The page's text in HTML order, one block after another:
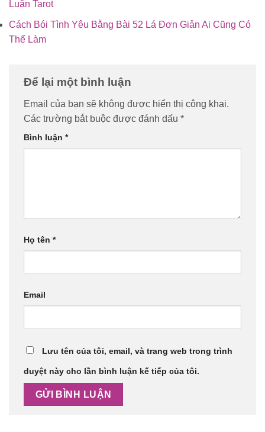
Luận Tarot
Cách Bói Tình Yêu Bằng Bài 52 Lá Đơn Giản Ai Cũng Có
Thể Làm
Để lại một bình luận
Email của bạn sẽ không được hiển thị công khai.
Các trường bắt buộc được đánh dấu *
Bình luận *
Họ tên *
Email
Lưu tên của tôi, email, và trang web trong trình
duyệt này cho lần bình luận kế tiếp của tôi.